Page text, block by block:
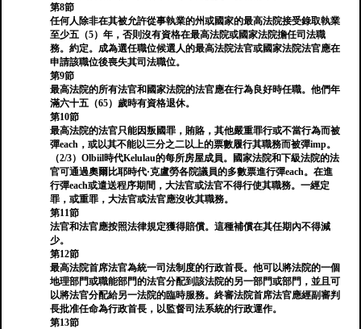
第8節
任何人除非在其被允許從事執業的州或國家的最高法院接受錄取執業
至少五（5）年，否則沒有資格在最高法院或國家法院擔任司法職
務。約定。成為選任職位候選人的最高法院法官或國家法院法官應在
申請該職位後喪失其司法職位。
第9節
最高法院的所有法官和國家法院的法官應在行為良好時任職。他們年
滿六十五（65）歲時有資格退休。
第10節
最高法院的法官只能因叛國罪，賄賂，其他嚴重罪行或不當行為而被
彈each，或以其不能以三分之二以上的票數履行其職務而被彈imp。
（2/3）Olbiil時代Kelulau的每所房屋成員。國家法院和下級法院的法
官可通過奧爾比耶時代·克盧勞各院議員的多數票進行彈each。在進
行彈each或遣送程序期間，大法官或法官不得行使其職務。一經定
罪，或重罪，大法官或法官應沒收其職務。
第11節
法官和法官應按照法律規定獲得賠償。這種補償在其任期內不得減
少。
第12節
最高法院首席法官為統一司法制度的行政首長。他可以將法院的一個
地理部門或職能部門的法官分配到該法院的另一部門或部門，並且可
以將法官分配給另一法院的臨時服務。終審法院首席法官應經副審判
長批准任命為行政首長，以監督司法系統的行政運作。
第13節